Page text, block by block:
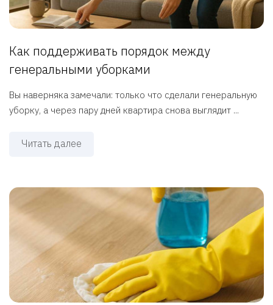
Как поддерживать порядок между
генеральными уборками
Вы наверняка замечали: только что сделали генеральную
уборку, а через пару дней квартира снова выглядит ...
Читать далее